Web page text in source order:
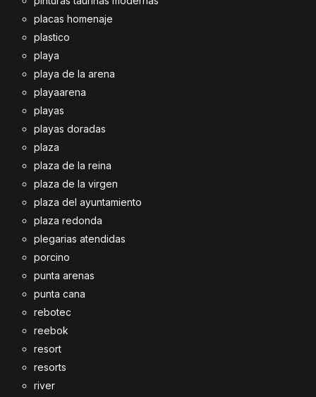
placas homenaje
plastico
playa
playa de la arena
playaarena
playas
playas doradas
plaza
plaza de la reina
plaza de la virgen
plaza del ayuntamiento
plaza redonda
plegarias atendidas
porcino
punta arenas
punta cana
rebotec
reebok
resort
resorts
river